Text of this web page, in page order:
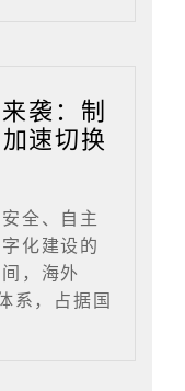
袭：制
速切换
全、自主
化建设的
，海外
系，占据国